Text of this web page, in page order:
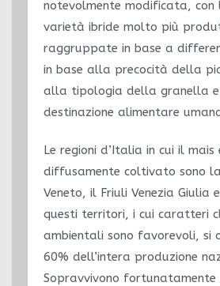
notevolmente modificata, con
varietà ibride molto più
raggruppate in base a
in base alla precocità della
alla tipologia della granella
destinazione alimentare
Le regioni d’Italia in cui il mais
diffusamente coltivato sono
Veneto, il Friuli Venezia Giulia
questi territori, i cui caratteri
ambientali sono favorevoli, si
60% dell’intera produzione
Sopravvivono fortunatamente